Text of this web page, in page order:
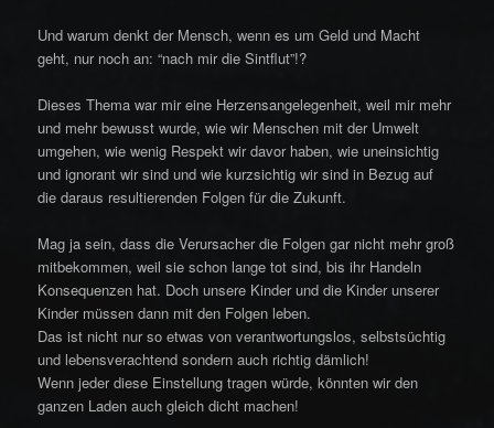
Und warum denkt der Mensch, wenn es um Geld und Macht
geht, nur noch an: “nach mir die Sintflut”!?
Dieses Thema war mir eine Herzensangelegenheit, weil mir mehr
und mehr bewusst wurde, wie wir Menschen mit der Umwelt
umgehen, wie wenig Respekt wir davor haben, wie uneinsichtig
und ignorant wir sind und wie kurzsichtig wir sind in Bezug auf
die daraus resultierenden Folgen für die Zukunft.
Mag ja sein, dass die Verursacher die Folgen gar nicht mehr groß
mitbekommen, weil sie schon lange tot sind, bis ihr Handeln
Konsequenzen hat. Doch unsere Kinder und die Kinder unserer
Kinder müssen dann mit den Folgen leben.
Das ist nicht nur so etwas von verantwortungslos, selbstsüchtig
und lebensverachtend sondern auch richtig dämlich!
Wenn jeder diese Einstellung tragen würde, könnten wir den
ganzen Laden auch gleich dicht machen!